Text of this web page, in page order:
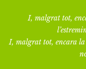
I, malgrat tot,
I, malgrat tot, encara la